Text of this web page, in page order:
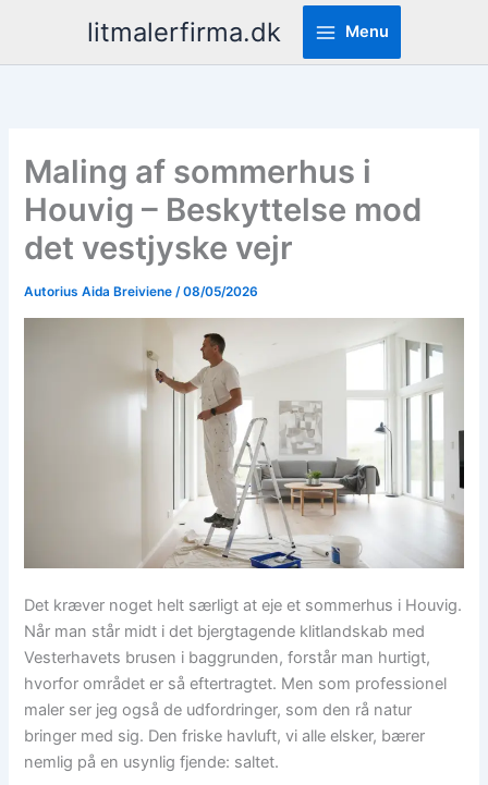
turinio
litmalerfirma.dk Menu
Maling af sommerhus i
Houvig – Beskyttelse mod
det vestjyske vejr
Autorius Aida Breiviene/08/05/2026
Det kræver noget helt særligt at eje et sommerhus i Houvig.
Når man står midt i det bjergtagende klitlandskab med
Vesterhavets brusen i baggrunden, forstår man hurtigt,
hvorfor området er så eftertragtet. Men som professionel
maler ser jeg også de udfordringer, som den rå natur
bringer med sig. Den friske havluft, vi alle elsker, bærer
nemlig på en usynlig fjende: saltet.